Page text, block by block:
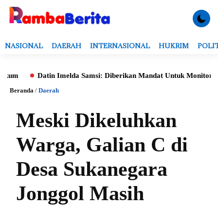
NASIONAL DAERAH INTERNASIONAL HUKRIM
Datin Imelda Samsi: Diberikan Mandat Untuk Monitoring
Beranda / Daerah
Meski Dikeluhkan
Warga, Galian C di
Desa Sukanegara
Jonggol Masih